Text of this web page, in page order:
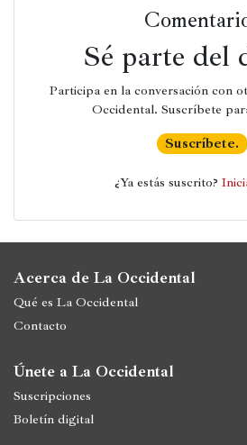
Sé parte del
Participa en la conversación con
Occidental. Suscríbete
Suscríbete.
¿Ya estás suscrito?
Acerca de La Occidental
Qué es La Occidental
Contacto
Únete a La Occidental
Suscripciones
Boletín digital